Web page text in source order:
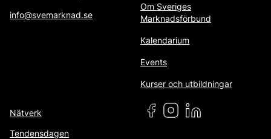
info@svemarknad.se
Om Sveriges
Marknadsförbund
Kalendarium
Events
Kurser och utbildningar
Nätverk
Tendensdagen